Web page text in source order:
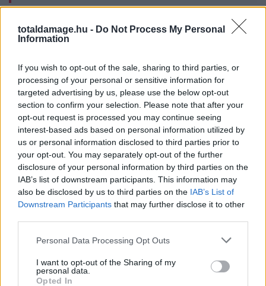
totaldamage.hu - Do Not Process My Personal
Information
If you wish to opt-out of the sale, sharing to third parties, or
processing of your personal or sensitive information for
targeted advertising by us, please use the below opt-out
section to confirm your selection. Please note that after your
opt-out request is processed you may continue seeing
interest-based ads based on personal information utilized by
us or personal information disclosed to third parties prior to
your opt-out. You may separately opt-out of the further
disclosure of your personal information by third parties on the
IAB’s list of downstream participants. This information may
also be disclosed by us to third parties on the IAB’s List of
Downstream Participants that may further disclose it to other
Personal Data Processing Opt Outs
I want to opt-out of the Sharing of my
personal data.
Opted In
Aspinall több mint 560 napja ideiglenes bajnok, és ez a
szám csak nő, miközben semmi jele, hogy ez a helyzet
Ciryl Gane ellen újra megvédheti ideiglenes címét,
mielőtt végre szembenézhetne Jon Jonesszal – ha
utóbbi egyáltalán hajlandó lesz kiállni ellene
novemberben.
Jones eközben Thaiföldön tök nyugiban, nagy kanállal
habzsolja az életet, épp egy orosz TUF-klón realityt
forgat. Medencézik, naponta ökörködik Hasbullával, és
lépten-nyomon azt hangoztatja, hogy jelenleg
egyáltalán nem izgatja a visszatérés gondolata.
Egy normális helyzetben a UFC már rég megfosztotta
volna az övétől, és újra mozgásba lendítette volna a
legjobbjával kivételeznek.